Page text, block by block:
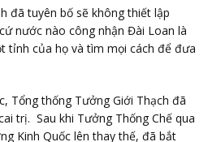
đã tuyên bố sẽ không thiết lập
nước nào công nhận Đài Loan là
tỉnh của họ và tìm mọi cách để đưa
Tổng thống Tưởng Giới Thạch đã
trị. Sau khi Tưởng Thống Chế qua
Kinh Quốc lên thay thế, đã bắt